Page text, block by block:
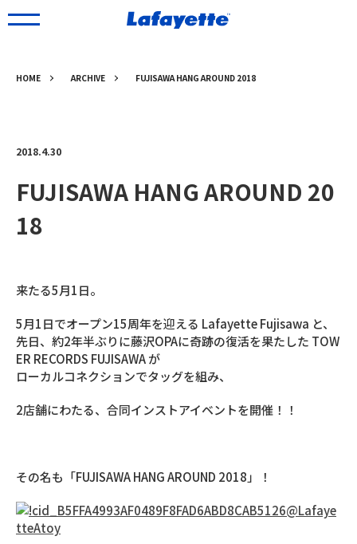
HOME ARCHIVE FUJISAWA HANG AROUND 2018
2018.4.30
FUJISAWA HANG AROUND 20
18
来たる5月1日。
5月1日でオープン15周年を迎える Lafayette Fujisawa と、
先日、約2年半ぶりに藤沢OPAに奇跡の復活を果たした TOW
ER RECORDS FUJISAWA が
ローカルコネクションでタッグを組み、
2店舗にわたる、合同インストアイベントを開催！！
その名も「FUJISAWA HANG AROUND 2018」！